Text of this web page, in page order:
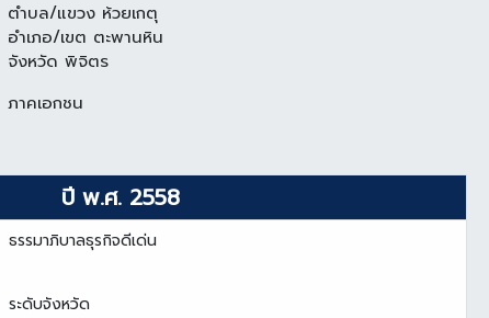
ตำบล/แขวง ห้วยเกตุ
อำเภอ/เขต ตะพานหิน
จังหวัด พิจิตร
ภาคเอกชน
ปี พ.ศ. 2558
ธรรมาภิบาลธุรกิจดีเด่น
ระดับจังหวัด